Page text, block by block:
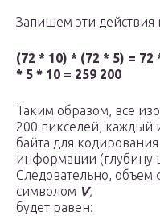
Запишем эти действия
(72 * 10) * (72 * 5) = 72
* 5 * 10 = 259 200
Таким образом, все
200 пикселей, каждый
байта для
информации (глубину
Следовательно,
символом V,
будет равен: